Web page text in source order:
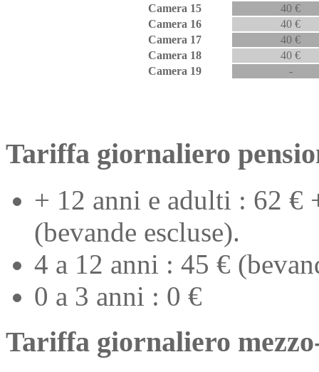
Camera 15
40 €
Camera 16
40 €
Camera 17
40 €
Camera 18
40 €
Camera 19 -
Tariffa giornaliero
+ 12 anni e adulti : 62 €
(bevande escluse).
4 a 12 anni : 45 €
0 a 3 anni : 0 €
Tariffa giornaliero